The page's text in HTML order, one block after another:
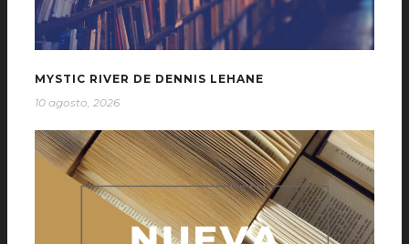
MYSTIC RIVER DE DENNIS LEHANE
10 agosto, 2026